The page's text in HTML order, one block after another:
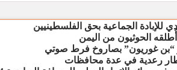
للإبادة الجماعية بحق الفلسطينيين
الحوثيون من اليمن
“بن غوريون” بصاروخ فرط صوتي
رعدية في عدة محافظات